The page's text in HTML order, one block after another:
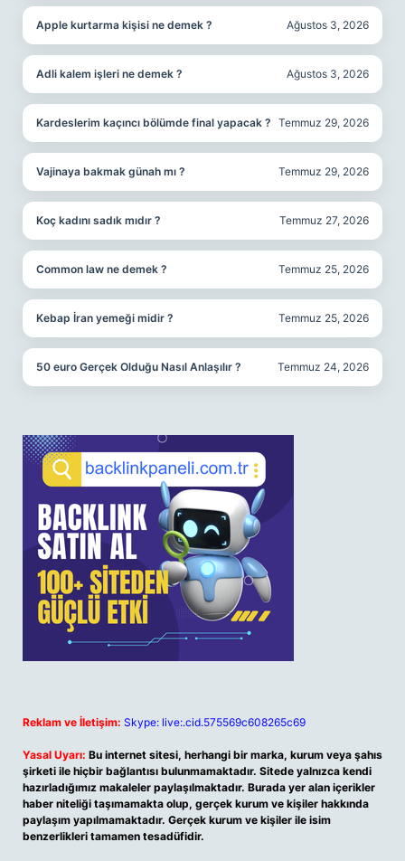
Apple kurtarma kişisi ne demek ? Ağustos 3, 2026
Adli kalem işleri ne demek ? Ağustos 3, 2026
Kardeslerim kaçıncı bölümde final yapacak ? Temmuz 29, 2026
Vajinaya bakmak günah mı ? Temmuz 29, 2026
Koç kadını sadık mıdır ? Temmuz 27, 2026
Common law ne demek ? Temmuz 25, 2026
Kebap İran yemeği midir ? Temmuz 25, 2026
50 euro Gerçek Olduğu Nasıl Anlaşılır ? Temmuz 24, 2026
Reklam ve İletişim: Skype: live:.cid.575569c608265c69
Yasal Uyarı: Bu internet sitesi, herhangi bir marka, kurum veya şahıs
şirketi ile hiçbir bağlantısı bulunmamaktadır. Sitede yalnızca kendi
hazırladığımız makaleler paylaşılmaktadır. Burada yer alan içerikler
haber niteliği taşımamakta olup, gerçek kurum ve kişiler hakkında
paylaşım yapılmamaktadır. Gerçek kurum ve kişiler ile isim
benzerlikleri tamamen tesadüfidir.